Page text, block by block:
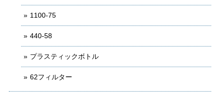
1100-75
440-58
プラスティックボトル
62フィルター